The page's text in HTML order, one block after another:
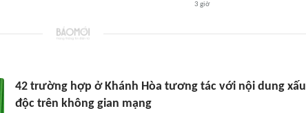
3 giờ
42 trường hợp ở Khánh Hòa tương tác với nội dung xấu
độc trên không gian mạng